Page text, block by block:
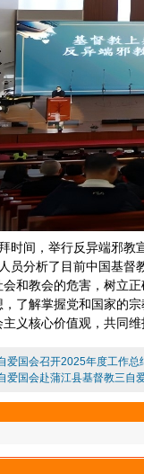
时间，举行反异端邪
员分析了目前中国基督
和教会的危害，树立
了解掌握党和国家的
义核心价值观，共同
爱国会召开2025年度工作总
爱国会赴蒲江县基督教三自